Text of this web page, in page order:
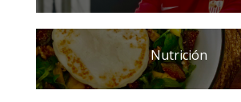
Nutrición